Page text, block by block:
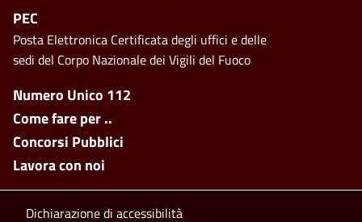
Footer side menu
Numero Unico 112
Come fare per ..
Concorsi Pubblici
Lavora con noi
PEC
Posta Elettronica Certificata degli uffici e delle
sedi del Corpo Nazionale dei Vigili del Fuoco
Dichiarazione di accessibilità